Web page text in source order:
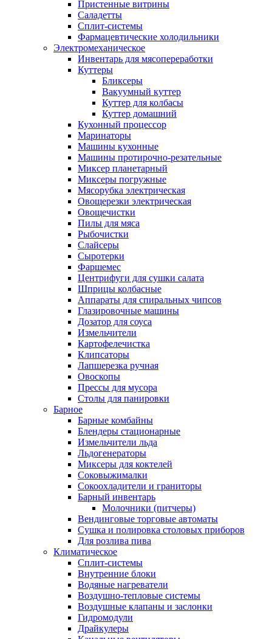
Пристенные витрины
Саладетты
Сплит-системы
Фармацевтические холодильники
Электромеханическое
Инвентарь для мясопереработки
Куттеры
Бликсеры
Вакуумный куттер
Куттер для колбасы
Куттер домашний
Кухонный процессор
Маринаторы
Машины кухонные
Машины протирочно-резательные
Миксер планетарный
Миксеры погружные
Мясорубка электрическая
Овощерезки электрическая
Овощечистки
Пилы для мяса
Рыбочистки
Слайсеры
Сыротерки
Фаршемес
Центрифуги для сушки салата
Шприцы колбасные
Аппараты для спиральных чипсов
Глазировочные машины
Дозатор для соуса
Измельчители
Картофелечистка
Клипсаторы
Лапшерезка ручная
Овоскопы
Прессы для мусора
Столы для панировки
Барное
Барные комбайны
Блендеры стационарные
Измельчители льда
Льдогенераторы
Миксеры для коктелей
Соковыжималки
Сокоохладители и граниторы
Барный инвентарь
Молочники (питчеры)
Вендинговые торговые автоматы
Сушка и полировка столовых приборов
Для розлива пива
Климатическое
Сплит-системы
Внутренние блоки
Водяные нагреватели
Воздушно-тепловые системы
Воздушные клапаны и заслонки
Гидромодули
Драйкулеры